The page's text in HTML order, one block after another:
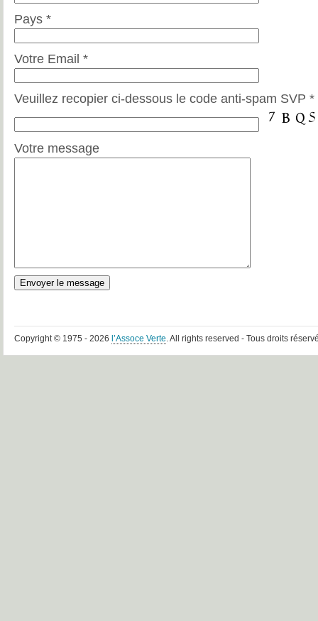
Pays *
Votre Email *
Veuillez recopier ci-dessous le code anti-spam SVP *
Votre message
Copyright © 1975 - 2026 l’Assoce Verte. All rights reserved - Tous droits